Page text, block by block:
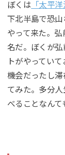
ぼくは 「太平
下北半島で恐
やって来た。
名だ。ぼくが
トがやってい
機会だったし
てみた。多分
べることなんて